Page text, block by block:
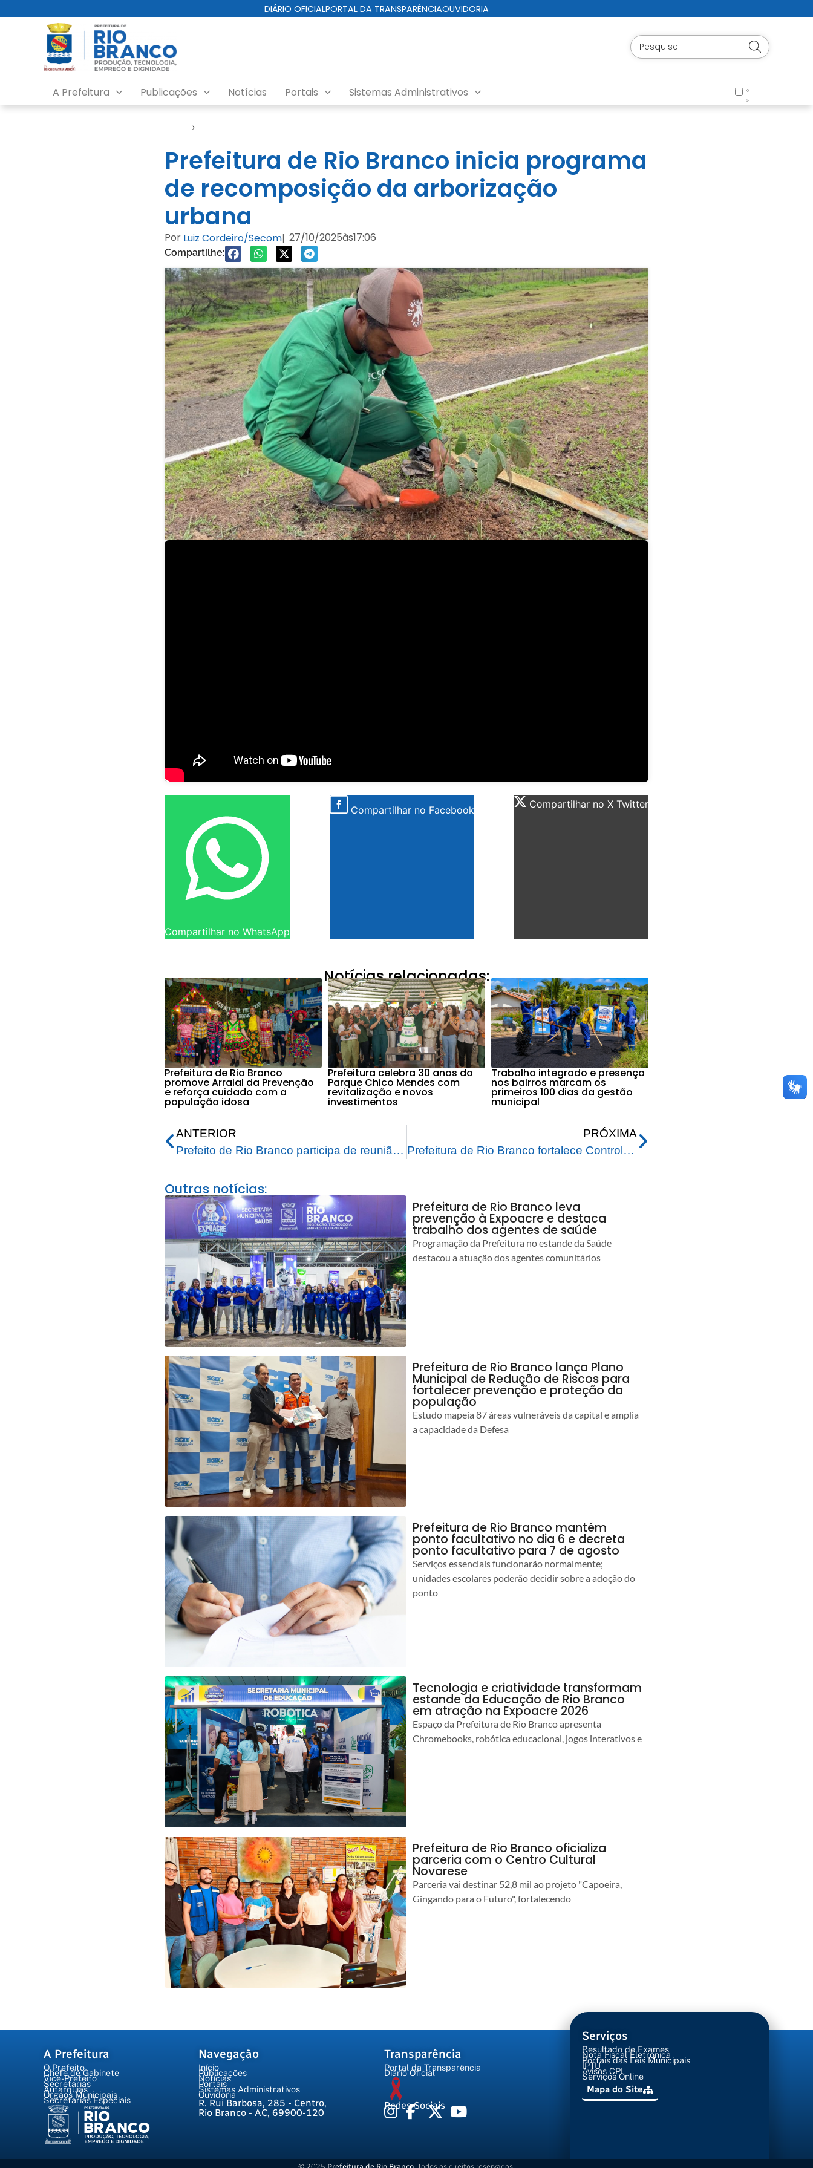
DIÁRIO OFICIALPORTAL DA TRANSPARÊNCIAOUVIDORIA
A Prefeitura Publicações Notícias Portais Sistemas Administrativos
›
Prefeitura de Rio Branco inicia programa
de recomposição da arborização
urbana
Por Luiz Cordeiro/Secom| 27/10/2025às17:06
Compartilhe:
Compartilhar no WhatsApp
Compartilhar no Facebook Compartilhar no X Twitter
Notícias relacionadas:
Prefeitura de Rio Branco
promove Arraial da Prevenção
e reforça cuidado com a
população idosa
Prefeitura celebra 30 anos do
Parque Chico Mendes com
revitalização e novos
investimentos
Trabalho integrado e presença
nos bairros marcam os
primeiros 100 dias da gestão
municipal
ANTERIOR
Prefeito de Rio Branco participa de reunião preparatória do Fórum das Cidades Amazônicas para a COP30
PRÓXIMA
Prefeitura de Rio Branco fortalece Controladoria Interna com posse de novos servidores
Outras notícias:
Prefeitura de Rio Branco leva
prevenção à Expoacre e destaca
trabalho dos agentes de saúde
Programação da Prefeitura no estande da Saúde
destacou a atuação dos agentes comunitários
Prefeitura de Rio Branco lança Plano
Municipal de Redução de Riscos para
fortalecer prevenção e proteção da
população
Estudo mapeia 87 áreas vulneráveis da capital e amplia
a capacidade da Defesa
Prefeitura de Rio Branco mantém
ponto facultativo no dia 6 e decreta
ponto facultativo para 7 de agosto
Serviços essenciais funcionarão normalmente;
unidades escolares poderão decidir sobre a adoção do
ponto
Tecnologia e criatividade transformam
estande da Educação de Rio Branco
em atração na Expoacre 2026
Espaço da Prefeitura de Rio Branco apresenta
Chromebooks, robótica educacional, jogos interativos e
Prefeitura de Rio Branco oficializa
parceria com o Centro Cultural
Novarese
Parceria vai destinar 52,8 mil ao projeto "Capoeira,
Gingando para o Futuro", fortalecendo
A Prefeitura
O Prefeito
Chefe de Gabinete
Vice-Prefeito
Secretarias
Autarquias
Órgãos Municipais
Secretarias Especiais
Navegação
Início
Publicações
Notícias
Portais
Sistemas Administrativos
Ouvidoria
R. Rui Barbosa, 285 - Centro,
Rio Branco - AC, 69900-120
Transparência
Portal da Transparência
Diário Oficial
Redes Sociais
Serviços
Resultado de Exames
Nota Fiscal Eletrônica
Portais das Leis Municipais
IPTU
Avisos CPL
Serviços Online
Mapa do Site